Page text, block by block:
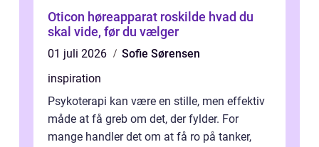
Oticon høreapparat roskilde hvad du
skal vide, før du vælger
01 juli 2026
Sofie Sørensen
inspiration
Psykoterapi kan være en stille, men effektiv
måde at få greb om det, der fylder. For
mange handler det om at få ro på tanker,